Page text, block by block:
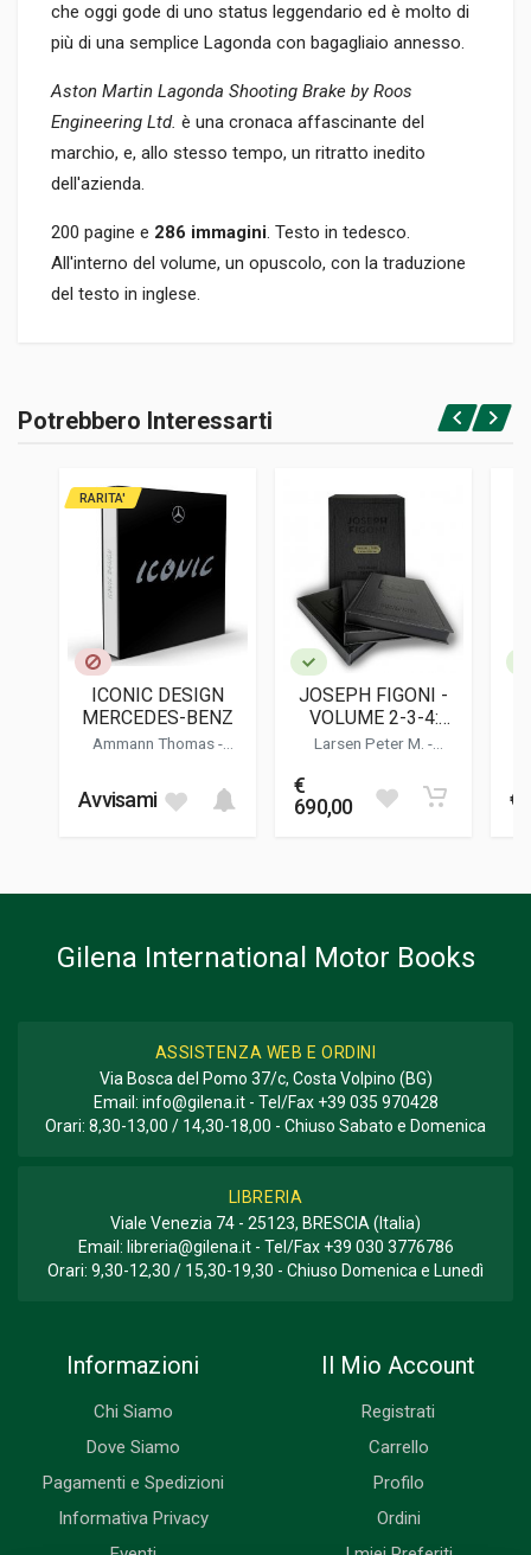
che oggi gode di uno status leggendario ed è molto di
più di una semplice Lagonda con bagagliaio annesso.
Aston Martin Lagonda Shooting Brake by Roos
Engineering Ltd. è una cronaca affascinante del
marchio, e, allo stesso tempo, un ritratto inedito
dell'azienda.
200 pagine e 286 immagini. Testo in tedesco.
All'interno del volume, un opuscolo, con la traduzione
del testo in inglese.
Rilegato con cofanetto
Delius Klasing
LINGUA DEL TESTO
Tedesco, Inglese
DATA DI STAMPA
GENERE O COLLANA
Accedi o registrati
Potrebbero Interessarti
RARITA'
ICONIC DESIGN
MERCEDES-BENZ
Ammann Thomas-
Avvisami
JOSEPH FIGONI -
VOLUME 2-3-4:
BUGATTI
Larsen Peter M. -
€
690,00
€
Gilena International Motor Books
ASSISTENZA WEB E ORDINI
Via Bosca del Pomo 37/c, Costa Volpino (BG)
Email: info@gilena.it- Tel/Fax +39 035 970428
Orari: 8,30-13,00 / 14,30-18,00 - Chiuso Sabato e Domenica
LIBRERIA
Viale Venezia 74 - 25123, BRESCIA (Italia)
Email: libreria@gilena.it- Tel/Fax +39 030 3776786
Orari: 9,30-12,30 / 15,30-19,30 - Chiuso Domenica e Lunedì
Informazioni
Chi Siamo
Dove Siamo
Pagamenti e Spedizioni
Informativa Privacy
Il Mio Account
Registrati
Carrello
Profilo
Ordini